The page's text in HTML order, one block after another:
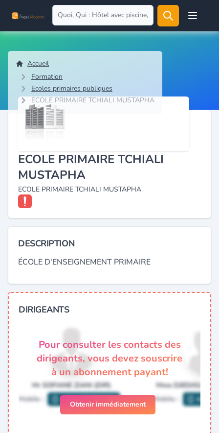
Open
Accueil
Formation
Ecoles primaires publiques
ECOLE PRIMAIRE TCHIALI MUSTAPHA
ECOLE PRIMAIRE TCHIALI
MUSTAPHA
ECOLE PRIMAIRE TCHIALI MUSTAPHA
DESCRIPTION
ÉCOLE D'ENSEIGNEMENT PRIMAIRE
DIRIGEANTS
Pour consulter les contacts des
dirigeants, vous devez souscrire
à un abonnement payant!
Obtenir immédiatement